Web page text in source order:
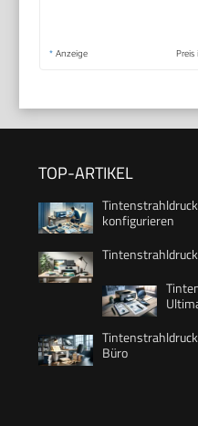
* Anzeige Preis
TOP-ARTIKEL
konfigurieren
Büro